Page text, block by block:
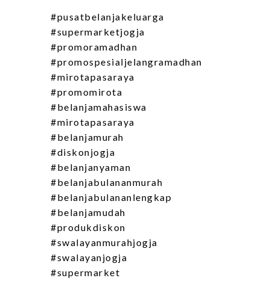
#pusatbelanjakeluarga
#supermarketjogja
#promoramadhan
#promospesialjelangramadhan
#mirotapasaraya
#promomirota
#belanjamahasiswa
#mirotapasaraya
#belanjamurah
#diskonjogja
#belanjanyaman
#belanjabulananmurah
#belanjabulananlengkap
#belanjamudah
#produkdiskon
#swalayanmurahjogja
#swalayanjogja
#supermarket